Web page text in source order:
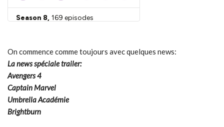
On commence comme toujours avec quelques news:
La news spéciale trailer:
Avengers 4
Captain Marvel
Umbrella Académie
Brightburn